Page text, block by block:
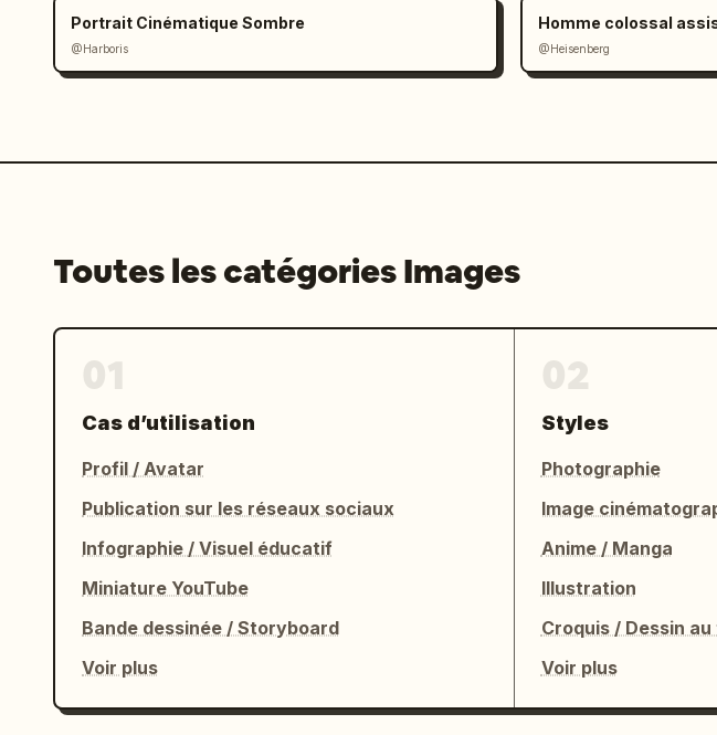
Portrait Cinématique Sombre
@Harboris
Homme colossal
@Heisenberg
Toutes les catégories Images
Cas d’utilisation
Profil / Avatar
Publication sur les réseaux sociaux
Infographie / Visuel éducatif
Miniature YouTube
Bande dessinée / Storyboard
Voir plus
Styles
Photographie
Anime / Manga
Illustration
Croquis / Dessin
Voir plus